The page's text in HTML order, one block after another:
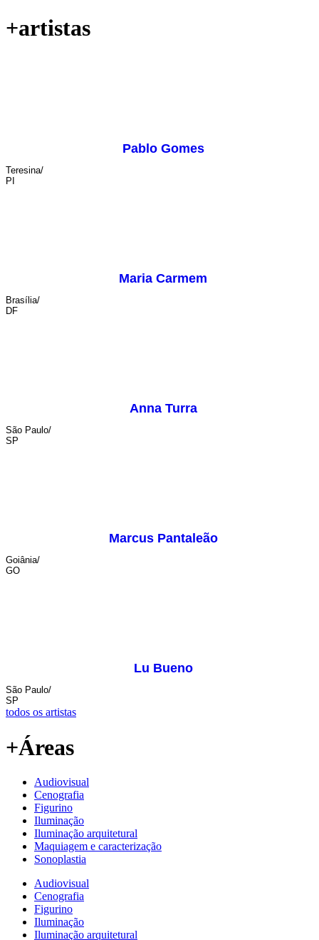
+artistas
Pablo Gomes
Teresina/
PI
Maria Carmem
Brasília/
DF
Anna Turra
São Paulo/
SP
Marcus Pantaleão
Goiânia/
GO
Lu Bueno
São Paulo/
SP
todos os artistas
+Áreas
Audiovisual
Cenografia
Figurino
Iluminação
Iluminação arquitetural
Maquiagem e caracterização
Sonoplastia
Audiovisual
Cenografia
Figurino
Iluminação
Iluminação arquitetural